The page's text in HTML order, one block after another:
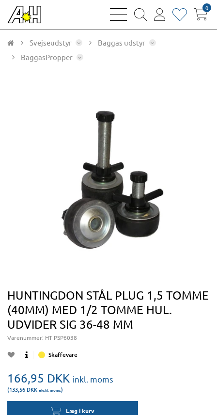
bars
magnifying
user
heart0
Svejseudstyr
Baggas udstyr
BaggasPropper
HUNTINGDON STÅL PLUG 1,5 TOMME
(40MM) MED 1/2 TOMME HUL.
UDVIDER SIG 36-48 MM
Varenummer: HT PSP6038
Skaffevare
166,95 DKK inkl. moms
(133,56 DKK ekskl. moms)
Læg i kurv